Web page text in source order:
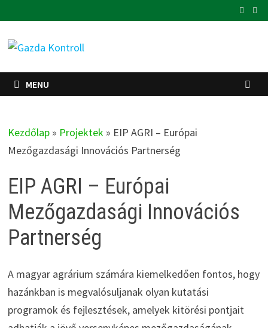
to
content
MENU
Kezdőlap» Projektek» EIP AGRI – Európai
Mezőgazdasági Innovációs Partnerség
EIP AGRI – Európai
Mezőgazdasági Innovációs
Partnerség
A magyar agrárium számára kiemelkedően fontos, hogy
hazánkban is megvalósuljanak olyan kutatási
programok és fejlesztések, amelyek kitörési pontjait